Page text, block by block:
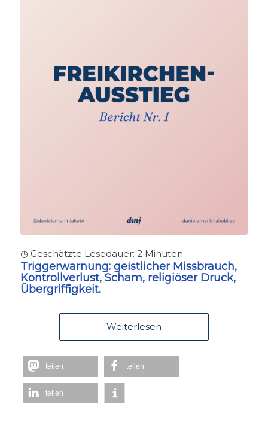
◷ Geschätzte Lesedauer: 2 Minuten
Triggerwarnung:geistlicher Missbrauch,
Kontrollverlust, Scham, religiöser Druck,
Übergriffigkeit.
Weiterlesen
teilen teilen
teilen